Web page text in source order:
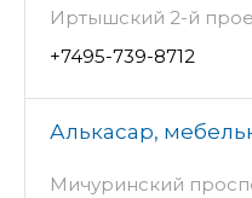
Иртышский 2-й
+7495-739-8712
Алькасар,
Мичуринский